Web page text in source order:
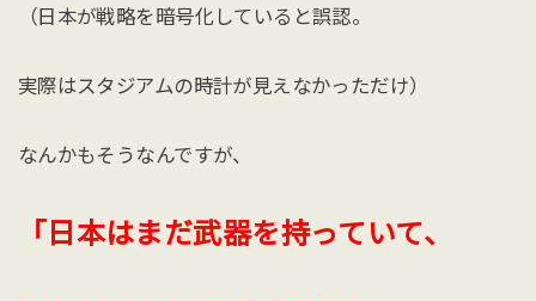
（日本が戦略を暗号化していると誤認。
実際はスタジアムの時計が見えなかっただけ）
なんかもそうなんですが、
「日本はまだ武器を持っていて、